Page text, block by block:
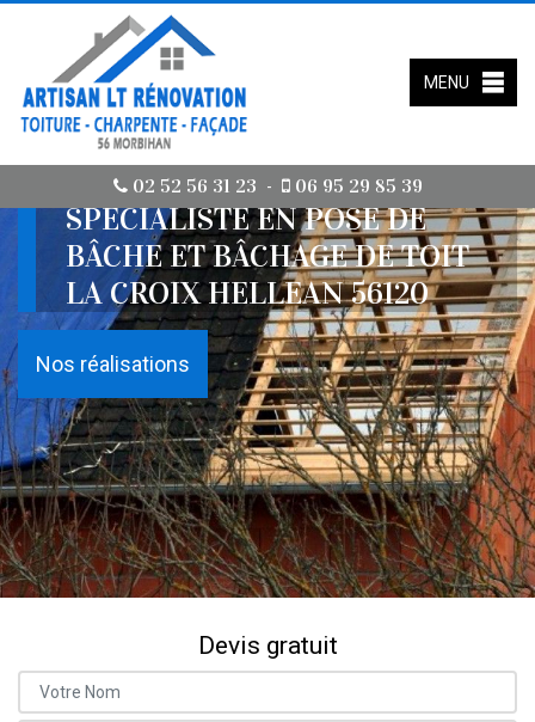
02 52 56 31 23 - 06 95 29 85 39
MENU
SPÉCIALISTE EN POSE DE
BÂCHE ET BÂCHAGE DE TOIT
LA CROIX HELLEAN 56120
Nos réalisations
Devis gratuit